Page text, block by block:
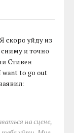
скоро уйду из
и точно
Стивен
to go out
на сцене,